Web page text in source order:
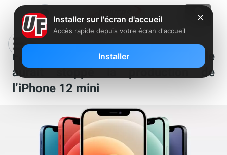
Face à des ventes décevantes, Apple
aurait stoppé la production de
l’iPhone 12 mini
✕
Installer sur l'écran d'accueil
Accès rapide depuis votre écran d'accueil
Installer